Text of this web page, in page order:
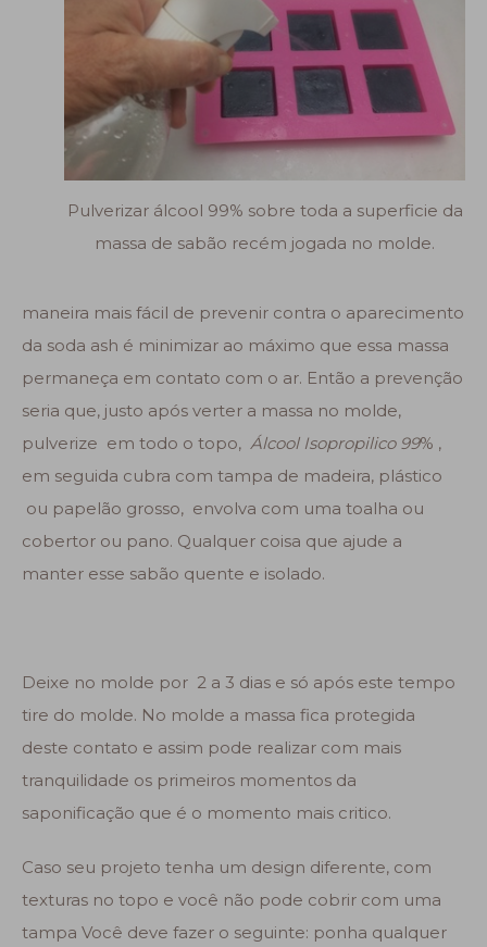
Pulverizar álcool 99% sobre toda a superficie da
massa de sabão recém jogada no molde.
maneira mais fácil de prevenir contra o aparecimento
da soda ash é minimizar ao máximo que essa massa
permaneça em contato com o ar. Então a prevenção
seria que, justo após verter a massa no molde,
pulverize em todo o topo, Álcool Isopropilico 99% ,
em seguida cubra com tampa de madeira, plástico
ou papelão grosso, envolva com uma toalha ou
cobertor ou pano. Qualquer coisa que ajude a
manter esse sabão quente e isolado.
Deixe no molde por 2 a 3 dias e só após este tempo
tire do molde. No molde a massa fica protegida
deste contato e assim pode realizar com mais
tranquilidade os primeiros momentos da
saponificação que é o momento mais critico.
Caso seu projeto tenha um design diferente, com
texturas no topo e você não pode cobrir com uma
tampa Você deve fazer o seguinte: ponha qualquer